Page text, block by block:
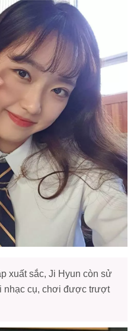
xuất sắc, Ji Hyun còn sử
nhạc cụ, chơi được trượt